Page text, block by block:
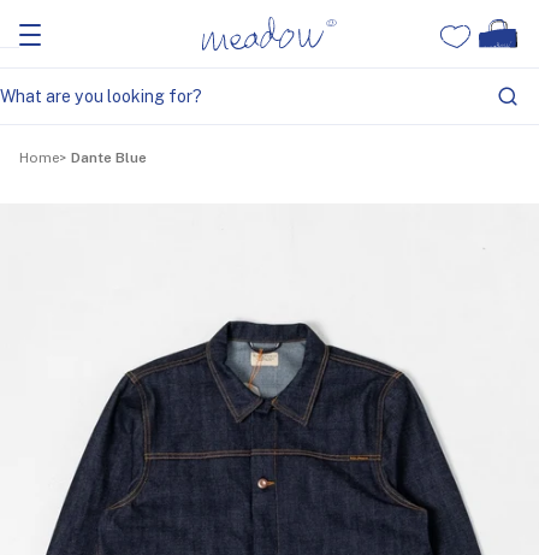
Home Dante Blue